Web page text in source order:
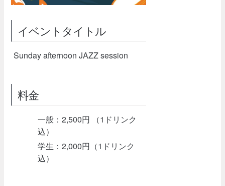
イベントタイトル
Sunday afternoon JAZZ session
料金
一般：2,500円 （1ドリンク
込）
学生：2,000円（1ドリンク
込）